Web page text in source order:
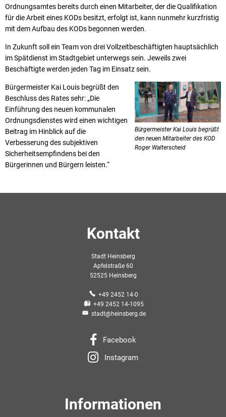
Ordnungsamtes bereits durch einen Mitarbeiter, der die Qualifikation
für die Arbeit eines KODs besitzt, erfolgt ist, kann nunmehr kurzfristig
mit dem Aufbau des KODs begonnen werden.
In Zukunft soll ein Team von drei Vollzeitbeschäftigten hauptsächlich
im Spätdienst im Stadtgebiet unterwegs sein. Jeweils zwei
Beschäftigte werden jeden Tag im Einsatz sein.
Bürgermeister Kai Louis begrüßt
den neuen Mitarbeiter des KOD
Roger Walterscheid
Bürgermeister Kai Louis begrüßt den
Beschluss des Rates sehr: „Die
Einführung des neuen kommunalen
Ordnungsdienstes wird einen wichtigen
Beitrag im Hinblick auf die
Verbesserung des subjektiven
Sicherheitsempfindens bei den
Bürgerinnen und Bürgern leisten.“
Kontakt
Stadt Heinsberg
Apfelstraße 60
52525 Heinsberg
+49 2452 14-0
+49 2452 14-1095
stadt@heinsberg.de
Facebook
Instagram
Informationen